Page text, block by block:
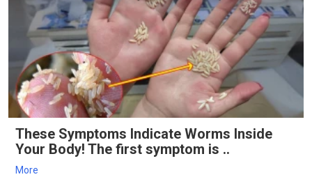
These Symptoms Indicate Worms Inside
Your Body! The first symptom is ..
More